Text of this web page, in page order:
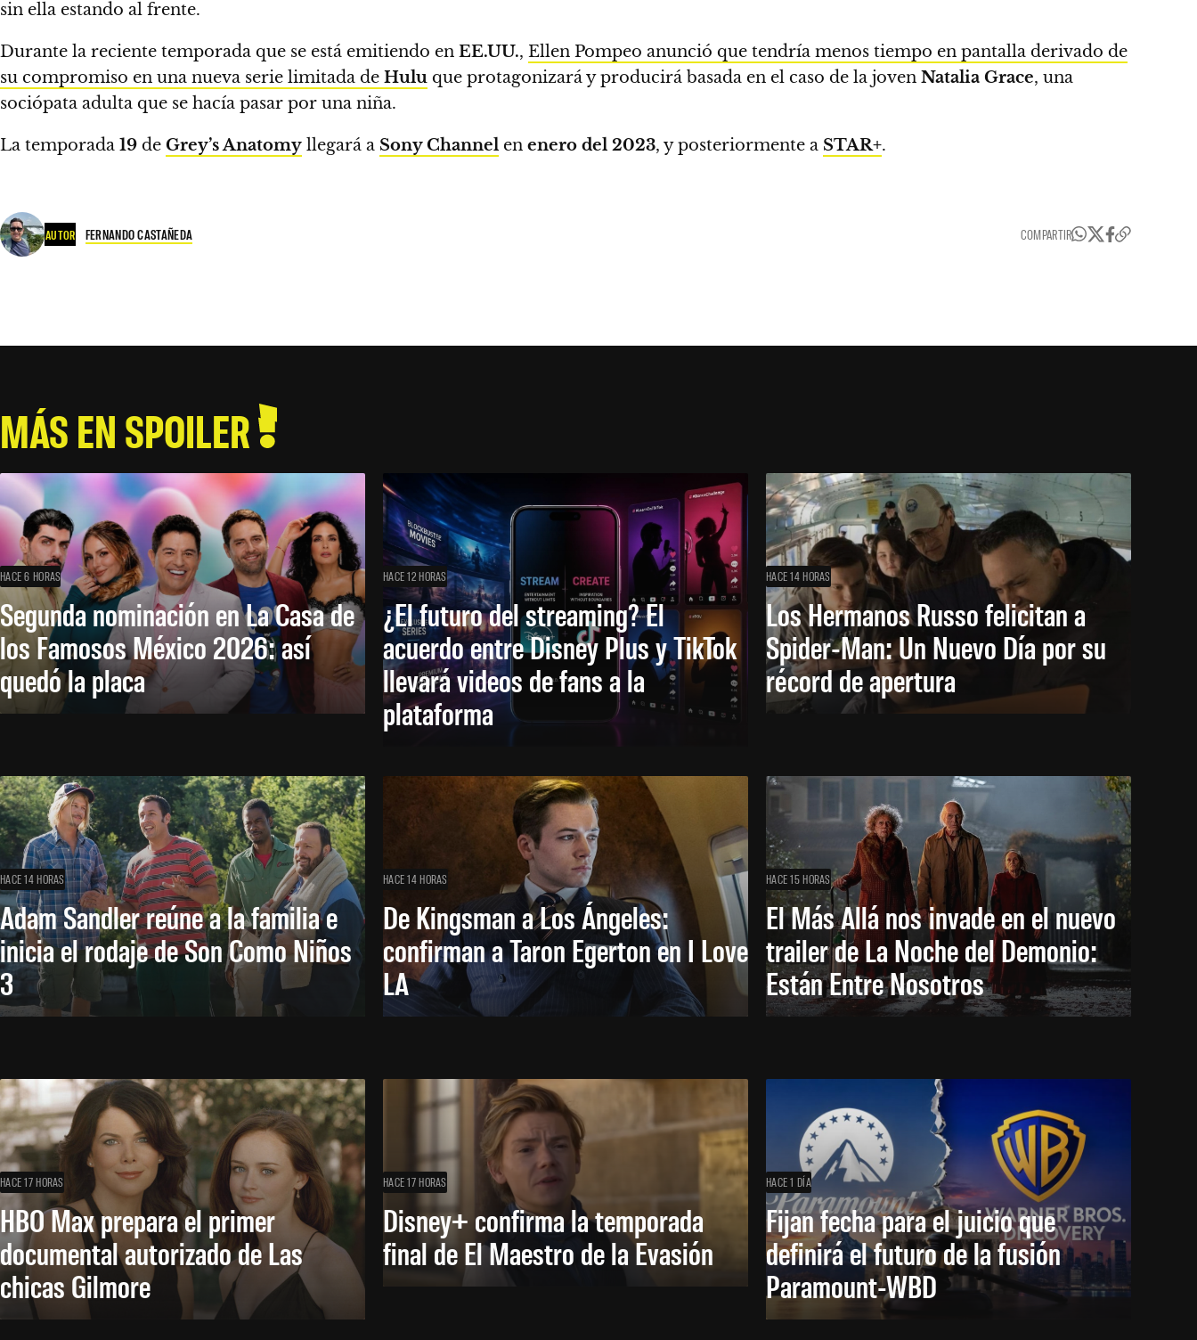
sin ella estando al frente.
Durante la reciente temporada que se está emitiendo en EE.UU., Ellen Pompeo anunció que tendría menos tiempo en pantalla derivado de
su compromiso en una nueva serie limitada de Hulu que protagonizará y producirá basada en el caso de la joven Natalia Grace, una
sociópata adulta que se hacía pasar por una niña.
La temporada 19 de Grey’s Anatomy llegará a Sony Channel en enero del 2023, y posteriormente a STAR+.
AUTOR FERNANDO CASTAÑEDA COMPARTIR
MÁS EN SPOILER
HACE 6 HORAS
Segunda nominación en La Casa de
los Famosos México 2026: así
quedó la placa
HACE 12 HORAS
¿El futuro del streaming? El
acuerdo entre Disney Plus y TikTok
llevará videos de fans a la
plataforma
HACE 14 HORAS
Los Hermanos Russo felicitan a
Spider-Man: Un Nuevo Día por su
récord de apertura
HACE 14 HORAS
Adam Sandler reúne a la familia e
inicia el rodaje de Son Como Niños
3
HACE 14 HORAS
De Kingsman a Los Ángeles:
confirman a Taron Egerton en I Love
LA
HACE 15 HORAS
El Más Allá nos invade en el nuevo
trailer de La Noche del Demonio:
Están Entre Nosotros
HACE 17 HORAS
HBO Max prepara el primer
documental autorizado de Las
chicas Gilmore
HACE 17 HORAS
Disney+ confirma la temporada
final de El Maestro de la Evasión
HACE 1 DÍA
Fijan fecha para el juicio que
definirá el futuro de la fusión
Paramount-WBD